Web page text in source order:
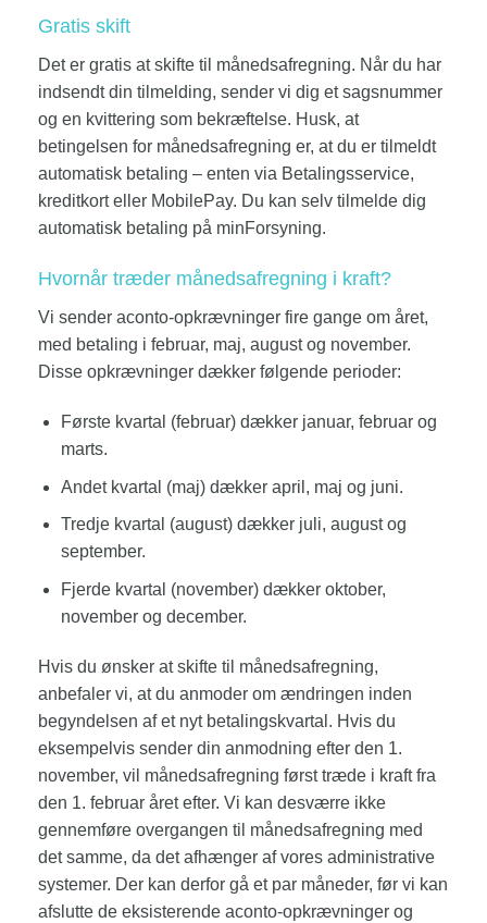
Gratis skift
Det er gratis at skifte til månedsafregning. Når du har
indsendt din tilmelding, sender vi dig et sagsnummer
og en kvittering som bekræftelse. Husk, at
betingelsen for månedsafregning er, at du er tilmeldt
automatisk betaling – enten via Betalingsservice,
kreditkort eller MobilePay. Du kan selv tilmelde dig
automatisk betaling på minForsyning.
Hvornår træder månedsafregning i kraft?
Vi sender aconto-opkrævninger fire gange om året,
med betaling i februar, maj, august og november.
Disse opkrævninger dækker følgende perioder:
Første kvartal (februar) dækker januar, februar og
marts.
Andet kvartal (maj) dækker april, maj og juni.
Tredje kvartal (august) dækker juli, august og
september.
Fjerde kvartal (november) dækker oktober,
november og december.
Hvis du ønsker at skifte til månedsafregning,
anbefaler vi, at du anmoder om ændringen inden
begyndelsen af et nyt betalingskvartal. Hvis du
eksempelvis sender din anmodning efter den 1.
november, vil månedsafregning først træde i kraft fra
den 1. februar året efter. Vi kan desværre ikke
gennemføre overgangen til månedsafregning med
det samme, da det afhænger af vores administrative
systemer. Der kan derfor gå et par måneder, før vi kan
afslutte de eksisterende aconto-opkrævninger og